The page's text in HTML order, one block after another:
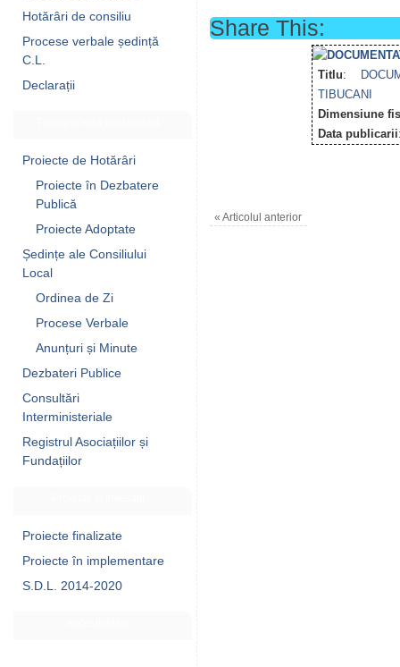
Share This:
Titlu:
TIBUCANI
Dimensiune
Data publicarii
« Articolul anterior
Hotărâri de consiliu
Procese verbale ședință
C.L.
Declarații
Proiecte de Hotărâri
Proiecte în Dezbatere
Publică
Proiecte Adoptate
Ședințe ale Consiliului
Local
Ordinea de Zi
Procese Verbale
Anunțuri și Minute
Dezbateri Publice
Consultări
Interministeriale
Registrul Asociațiilor și
Fundațiilor
Proiecte finalizate
Proiecte în implementare
S.D.L. 2014-2020